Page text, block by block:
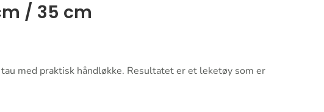
/ 35 cm
med praktisk håndløkke. Resultatet er et leketøy som er